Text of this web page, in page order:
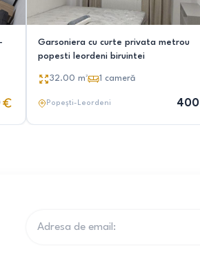
Garsoniera cu curte privata metrou
popesti leordeni biruintei
32.00 m² 1 cameră
Popești-Leordeni 400